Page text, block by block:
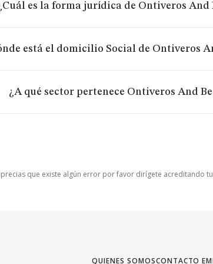
es la forma jurídica de Ontiveros And
está el domicilio Social de Ontiveros
¿A qué sector pertenece Ontiveros And
que existe algún error por favor dirígete acreditando
QUIENES SOMOSCONTACTO